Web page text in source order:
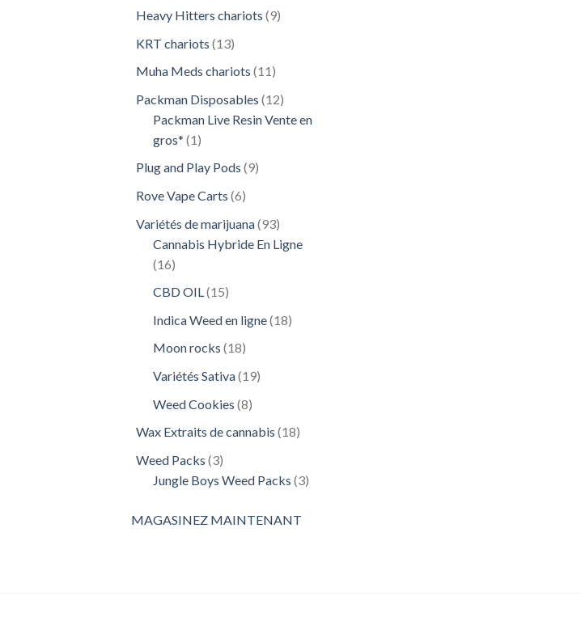
Heavy Hitters chariots 99
KRT chariots 1313
Muha Meds chariots 1111
Packman Disposables 1212
produits
Packman Live Resin Vente en
gros* 11
Plug and Play Pods 99
Rove Vape Carts 66
Variétés de marijuana 9393
produits
Cannabis Hybride En Ligne
1616
CBD OIL 1515
Indica Weed en ligne 1818
Moon rocks 1818
Variétés Sativa 1919
Weed Cookies 88
Wax Extraits de cannabis 1818
Weed Packs 33
produits
Jungle Boys Weed Packs 33
MAGASINEZ MAINTENANT